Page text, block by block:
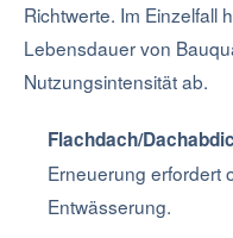
Richtwerte. Im Einzelfall
Lebensdauer von
Nutzungsintensität ab.
Flachdach/
Erneuerung erfordert
Entwässerung.